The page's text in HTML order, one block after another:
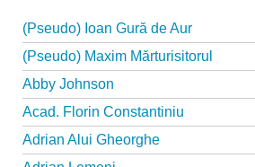
(Pseudo) Ioan Gură de Aur
(Pseudo) Maxim Mărturisitorul
Abby Johnson
Acad. Florin Constantiniu
Adrian Alui Gheorghe